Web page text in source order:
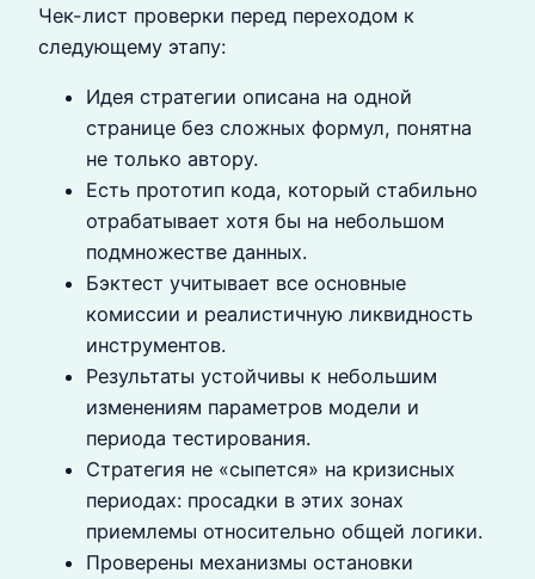
Чек-лист проверки перед переходом к
следующему этапу:
Идея стратегии описана на одной
странице без сложных формул, понятна
не только автору.
Есть прототип кода, который стабильно
отрабатывает хотя бы на небольшом
подмножестве данных.
Бэктест учитывает все основные
комиссии и реалистичную ликвидность
инструментов.
Результаты устойчивы к небольшим
изменениям параметров модели и
периода тестирования.
Стратегия не «сыпется» на кризисных
периодах: просадки в этих зонах
приемлемы относительно общей логики.
Проверены механизмы остановки